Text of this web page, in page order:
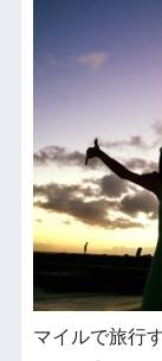
マイルで旅行